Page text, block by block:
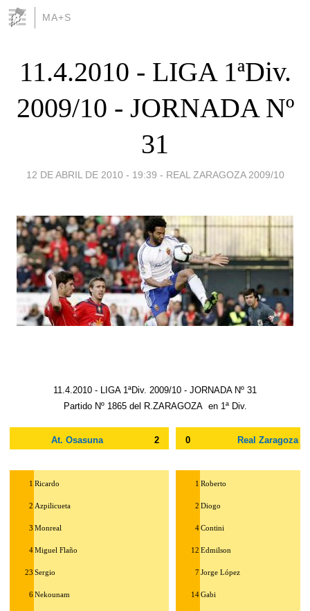
MA+S
11.4.2010 - LIGA 1ªDiv.
2009/10 - JORNADA Nº
31
12 DE ABRIL DE 2010 - 19:39 - REAL ZARAGOZA 2009/10
11.4.2010 - LIGA 1ªDiv. 2009/10 - JORNADA Nº 31
Partido Nº 1865 del R.ZARAGOZA en 1ª Div.
At. Osasuna 2 0 Real Zaragoza
1 Ricardo
2 Azpilicueta
3 Monreal
4Miguel Flaño
23 Sergio
6Nekounam
1 Roberto
2 Diogo
4Contini
12 Edmilson
7Jorge López
14Gabi